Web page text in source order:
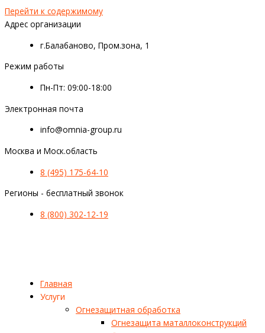
Перейти к содержимому
Адрес организации
г.Балабаново, Пром.зона, 1
Режим работы
Пн-Пт: 09:00-18:00
Электронная почта
info@omnia-group.ru
Москва и Моск.область
8 (495) 175-64-10
Регионы - бесплатный звонок
8 (800) 302-12-19
Главная
Услуги
Огнезащитная обработка
Огнезащита маталлоконструкций